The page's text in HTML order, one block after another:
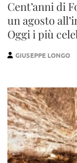
Cent’anni di
un agosto
Oggi i più
GIUSEPPE LONGO